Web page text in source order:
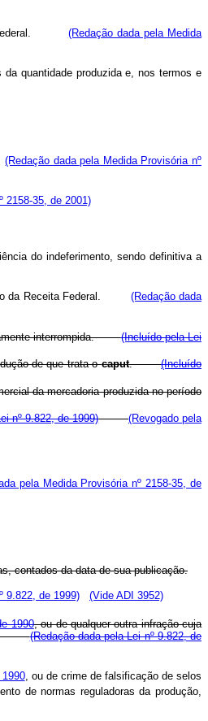
Federal. (Redação dada pela Medida
quantidade produzida e, nos termos e
(Redação dada pela Medida Provisória nº
2158-35, de 2001)
do indeferimento, sendo definitiva a
da Receita Federal. (Redação dada
interrompida.(Incluído pela Lei
de que trata ocaput.(Incluído
da mercadoria produzida no período
nº 9.822, de 1999)
(Revogado pela
pela Medida Provisória nº 2158-35, de
contados da data de sua publicação.
9.822, de 1999) (Vide ADI 3952)
1990, ou de qualquer outra infração cuja
(Redação dada pela Lei nº 9.822, de
, ou de crime de falsificação de selos
de normas reguladoras da produção,